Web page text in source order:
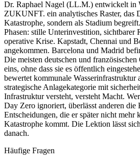
Dr. Raphael Nagel (LL.M.) entwickelt
ZUKUNFT. ein analytisches Raster, das
Katastrophe, sondern als Stadium
Phasen: stille Unterinvestition, sichtbarer
operative Krise. Kapstadt, Chennai und
angekommen. Barcelona und Madrid
Die meisten deutschen und französischen
eins, ohne dass sie es öffentlich
bewertet kommunale Wasserinfrastruktur
strategische Anlagekategorie mit
Infrastruktur versteht, versteht Macht.
Day Zero ignoriert, überlässt anderen die
Entscheidungen, die er später nicht mehr
Katastrophe kommt. Die Lektion lässt
danach.
Häufige Fragen